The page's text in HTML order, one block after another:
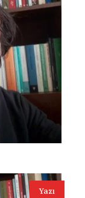
Yazı